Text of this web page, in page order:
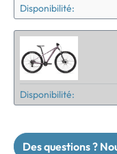
Disponibilité:
Disponibilité:
Des questions ?